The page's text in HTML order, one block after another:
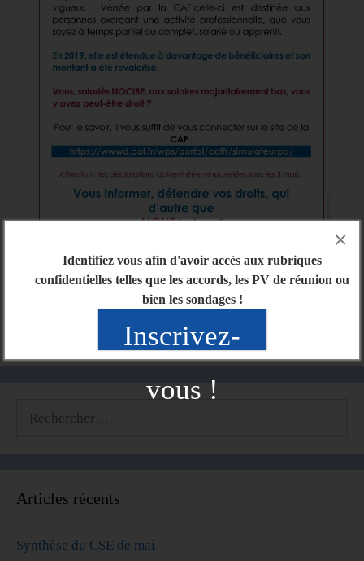
Identifiez vous afin d'avoir accès aux rubriques
confidentielles telles que les accords, les PV de réunion ou
bien les sondages !
Inscrivez-
vous !
×
Articles récents
Synthèse du CSE de mai